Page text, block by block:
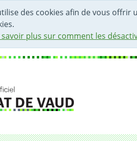
des cookies afin de vous
plus sur comment les
DU CONTENU DE LA PAGE
AU CHAMP DE RECHERCHE
D'ACCUEILDE CONTACT